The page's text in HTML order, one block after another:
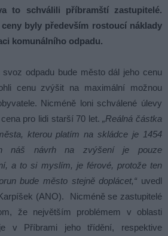
to schválili příbramští zastupitelé.
byly především rostoucí náklady
komunálního odpadu.
odpadu bude město dál jeho cenu
cenu zvýšit na maximální možnou
Nicméně loni schválené úlevy
pro lidi starší 70 let.„Reálná částka
kterou platím na skládce je 1454
náš návrh na zvýšení je pouze
a to si myslím, je férové, protože ten
bude město stejně doplácet,“ uvedl
(ANO). Nicméně se zastupitelé
že největším problémem v oblasti
v Příbrami jeho třídění, respektive